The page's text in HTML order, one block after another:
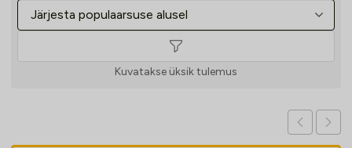
Kuvatakse üksik tulemus